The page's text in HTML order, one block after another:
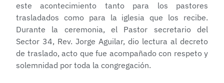
este acontecimiento tanto para los pastores
trasladados como para la iglesia que los recibe.
Durante la ceremonia, el Pastor secretario del
Sector 34, Rev. Jorge Aguilar, dio lectura al decreto
de traslado, acto que fue acompañado con respeto y
solemnidad por toda la congregación.